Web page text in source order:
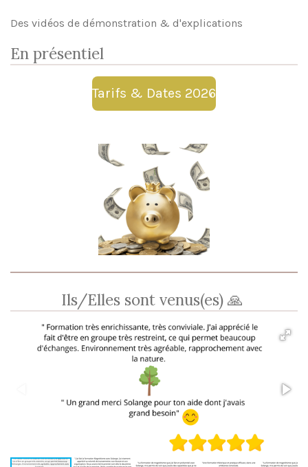
Des vidéos de démonstration & d'explications
En présentiel
Tarifs & Dates 2026
Ils/Elles sont venus(es) 🙏